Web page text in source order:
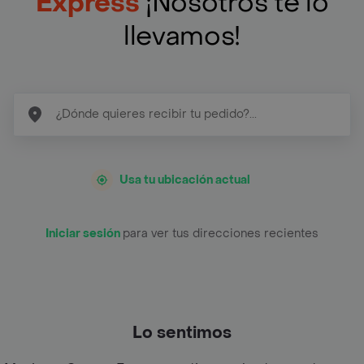
llevamos!
Usa tu ubicación actual
Iniciar sesión para ver tus direcciones recientes
Lo sentimos